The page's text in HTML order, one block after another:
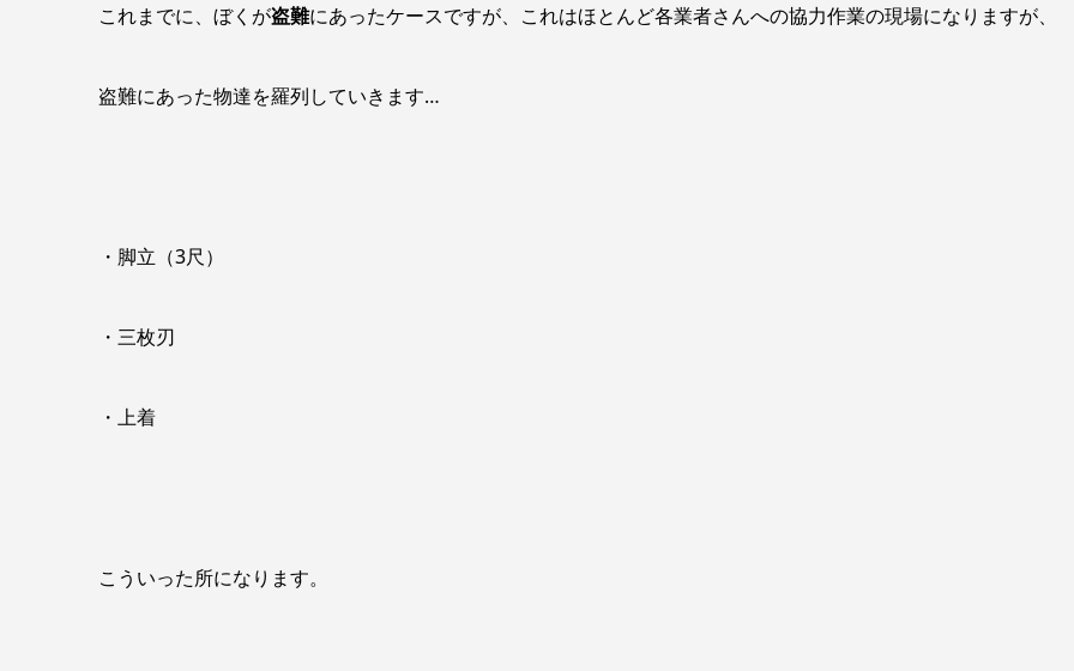
これまでに、ぼくが盗難にあったケースですが、これはほとんど各業者さんへの協力作業の現場になりますが、
盗難にあった物達を羅列していきます…
・脚立（3尺）
・三枚刃
・上着
こういった所になります。